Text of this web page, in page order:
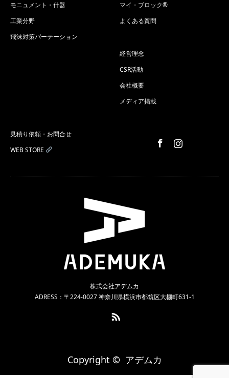
モニュメント・什器
工業分野
飛沫対策パーテーション
マイ・ブロック®
よくある質問
経営理念
CSR活動
会社概要
メディア掲載
見積り依頼・お問合せ
WEB STORE
FacebookInstagram
株式会社アデムカ
ADRESS：〒224-0027 神奈川県横浜市都筑区大棚町631-1
Copyright © アデムカ